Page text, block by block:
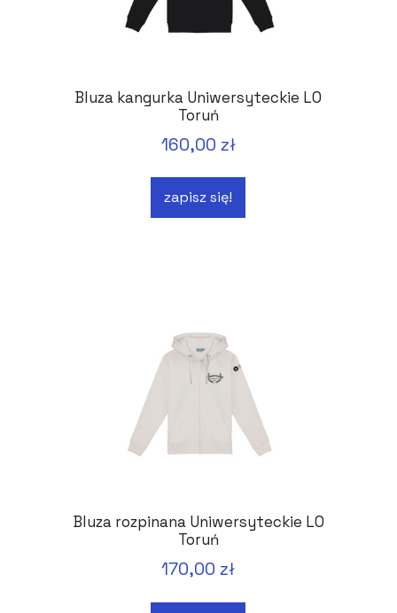
Bluza kangurka Uniwersyteckie LO
Toruń
160,00 zł
zapisz się!
Bluza rozpinana Uniwersyteckie LO
Toruń
170,00 zł